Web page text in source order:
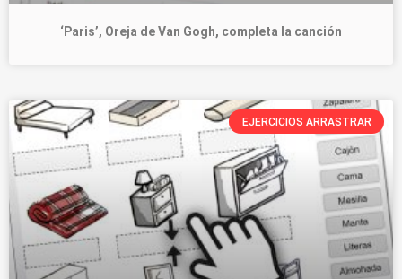
‘Paris’, Oreja de Van Gogh, completa la canción
EJERCICIOS ARRASTRAR